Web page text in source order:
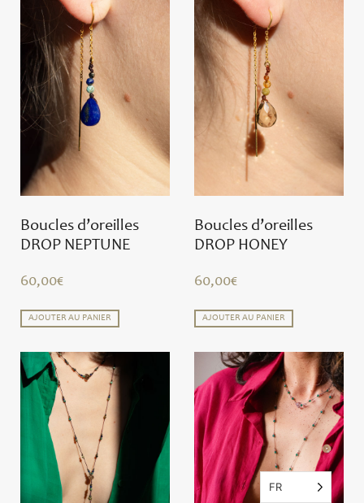
Boucles d’oreilles
DROP NEPTUNE
60,00€
AJOUTER AU PANIER
Boucles d’oreilles
DROP HONEY
60,00€
AJOUTER AU PANIER
FR